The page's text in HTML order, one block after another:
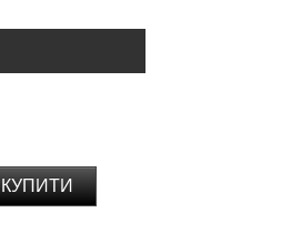
КУПИТИ